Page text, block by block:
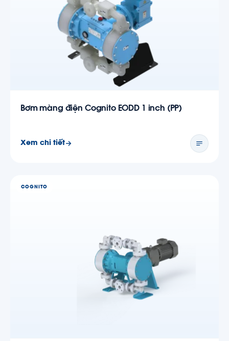
Bơm màng điện Cognito EODD 1 inch (PP)
Xem chi tiết
COGNITO